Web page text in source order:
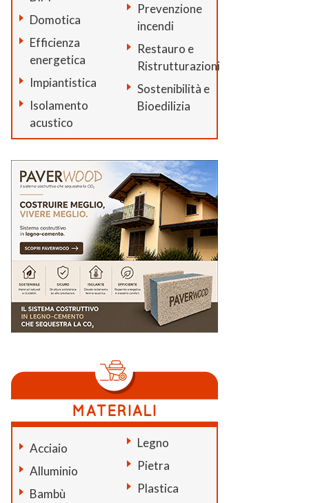
Domotica
Efficienza
energetica
Impiantistica
Isolamento
acustico
Prevenzione
incendi
Restauro e
Ristrutturazioni
Sostenibilità e
Bioedilizia
Acciaio
Alluminio
Bambù
Legno
Pietra
Plastica